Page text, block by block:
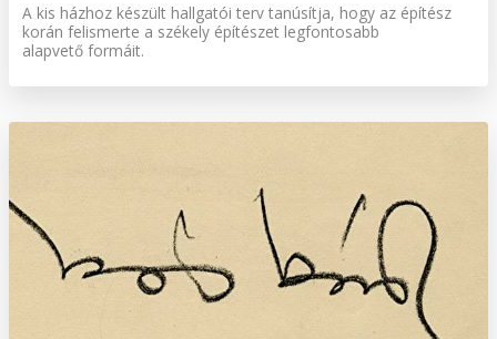
A kis házhoz készült hallgatói terv tanúsítja, hogy az építész
ko­rán felismerte a székely építészet legfontosabb
alapvető formáit.